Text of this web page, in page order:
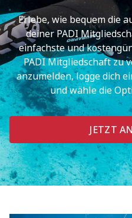
Erlebe, wie bequem die
deiner PADI
einfachste und
PADI Mitgliedschaft zu
anzumelden, logge dich
und wähle die
JETZT